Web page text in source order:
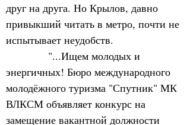
друг на друга. Но Крылов, давно
привыкший читать в метро, почти не
испытывает неудобств.
"...Ищем молодых и
энергичных! Бюро международного
молодёжного туризма "Спутник" МК
ВЛКСМ объявляет конкурс на
замещение вакантной должности